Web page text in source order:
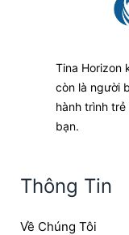
Tina Horizon
còn là người
hành trình
bạn.
Thông Tin
Về Chúng Tôi